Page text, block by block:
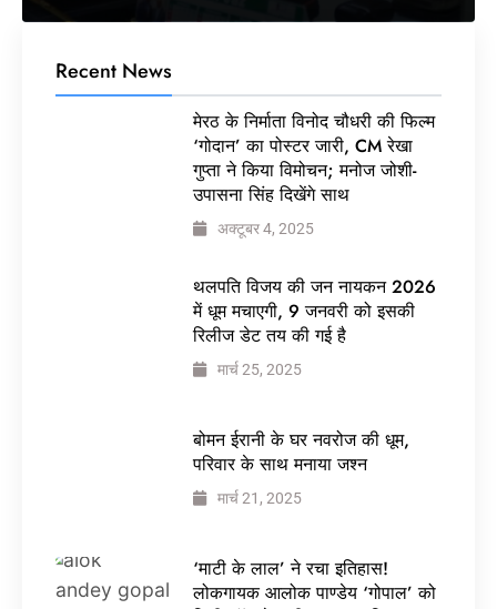
Recent News
मेरठ के निर्माता विनोद चौधरी की फिल्म
‘गोदान’ का पोस्टर जारी, CM रेखा
गुप्ता ने किया विमोचन; मनोज जोशी-
उपासना सिंह दिखेंगे साथ
अक्टूबर 4, 2025
थलपति विजय की जन नायकन 2026
में धूम मचाएगी, 9 जनवरी को इसकी
रिलीज डेट तय की गई है
मार्च 25, 2025
बोमन ईरानी के घर नवरोज की धूम,
परिवार के साथ मनाया जश्न
मार्च 21, 2025
‘माटी के लाल’ ने रचा इतिहास!
लोकगायक आलोक पाण्डेय ‘गोपाल’ को